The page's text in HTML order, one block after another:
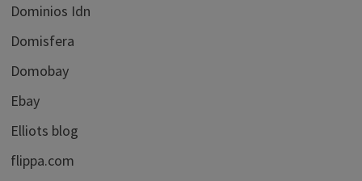
Dominios Idn
Domisfera
Domobay
Ebay
Elliots blog
flippa.com